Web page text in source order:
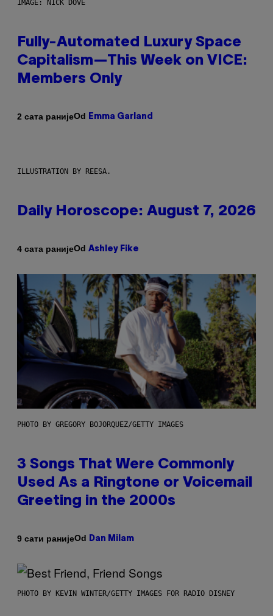
IMAGE: NICK DOVE
Fully-Automated Luxury Space
Capitalism—This Week on VICE:
Members Only
2 сата ранијеOd Emma Garland
ILLUSTRATION BY REESA.
Daily Horoscope: August 7, 2026
4 сата ранијеOd Ashley Fike
PHOTO BY GREGORY BOJORQUEZ/GETTY IMAGES
3 Songs That Were Commonly
Used As a Ringtone or Voicemail
Greeting in the 2000s
9 сати ранијеOd Dan Milam
PHOTO BY KEVIN WINTER/GETTY IMAGES FOR RADIO DISNEY